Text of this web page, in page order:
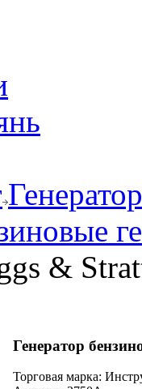
&
Генератор
Торговая марка: